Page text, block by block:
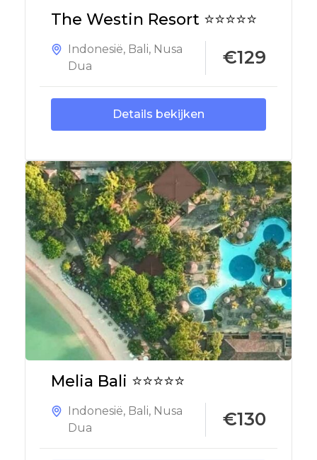
The Westin Resort ⭐⭐⭐⭐⭐
Indonesië, Bali, Nusa
Dua
€129
Details bekijken
Melia Bali ⭐⭐⭐⭐⭐
Indonesië, Bali, Nusa
Dua
€130